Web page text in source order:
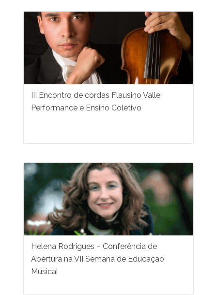
III Encontro de cordas Flausino Valle:
Performance e Ensino Coletivo
Helena Rodrigues – Conferência de
Abertura na VII Semana de Educação
Musical